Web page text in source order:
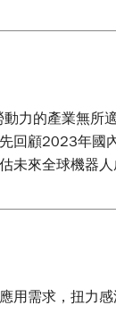
力的產業無所
回顧2023年國
未來全球機器
用需求，扭力